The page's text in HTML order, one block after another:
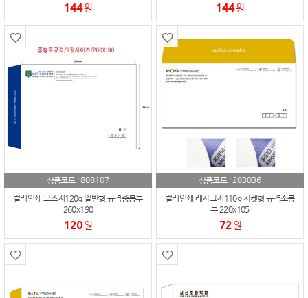
144원 144원
상품코드 :808107
컬러인쇄 모조지120g 일반형 규격중봉투
260x190
120원
상품코드 :203036
컬러인쇄 레자크지110g 자켓형 규격소봉
투 220x105
72원